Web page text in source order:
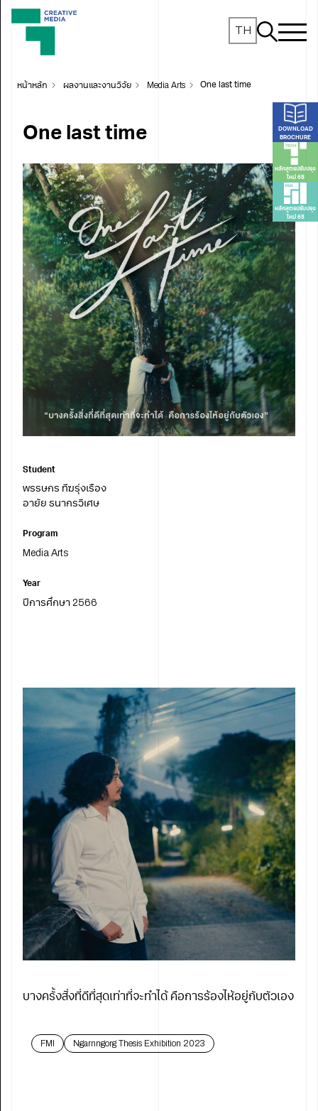
TH
DOWNLOAD
BROCHURE
หลักสูตรปรับปรุง
ใหม่ 68
หลักสูตรปรับปรุง
ใหม่ 68
หน้าหลัก ผลงานและงานวิจัย Media Arts One last time
Student
พรรษกร ทีฆรุ่งเรือง
อายัย ธนากรวิเศษ
Program
Media Arts
Year
ปีการศึกษา 2566
One last time
บางครั้งสิ่งที่ดีที่สุดเท่าที่จะทำได้ คือการร้องไห้อยู่กับตัวเอง
FMI Ngarnngorg Thesis Exhibition 2023